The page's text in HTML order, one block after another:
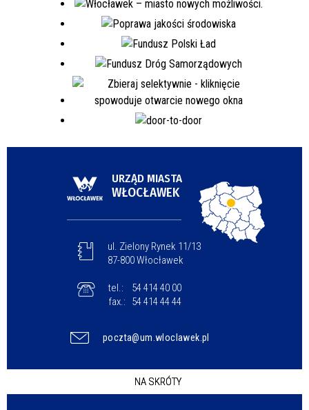
URZĄD MIASTA
WŁOCŁAWEK
ul. Zielony Rynek 11/13
87-800 Włocławek
tel.:
54 414 40 00
fax.:
54 414 44 44
poczta@um.wloclawek.pl
NA SKRÓTY